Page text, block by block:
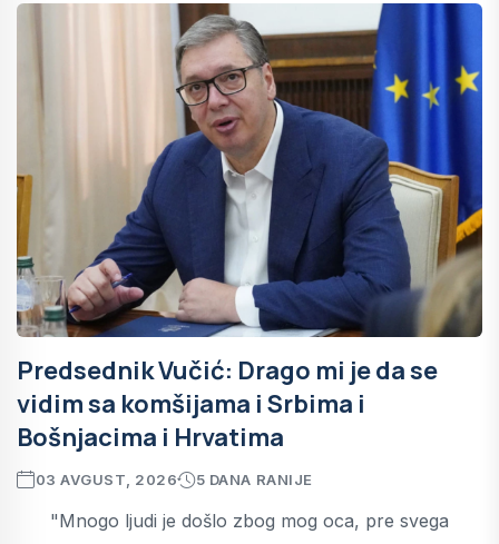
Predsednik Vučić: Drago mi je da se
vidim sa komšijama i Srbima i
Bošnjacima i Hrvatima
03 AVGUST, 2026 5 DANA RANIJE
"Mnogo ljudi je došlo zbog mog oca, pre svega